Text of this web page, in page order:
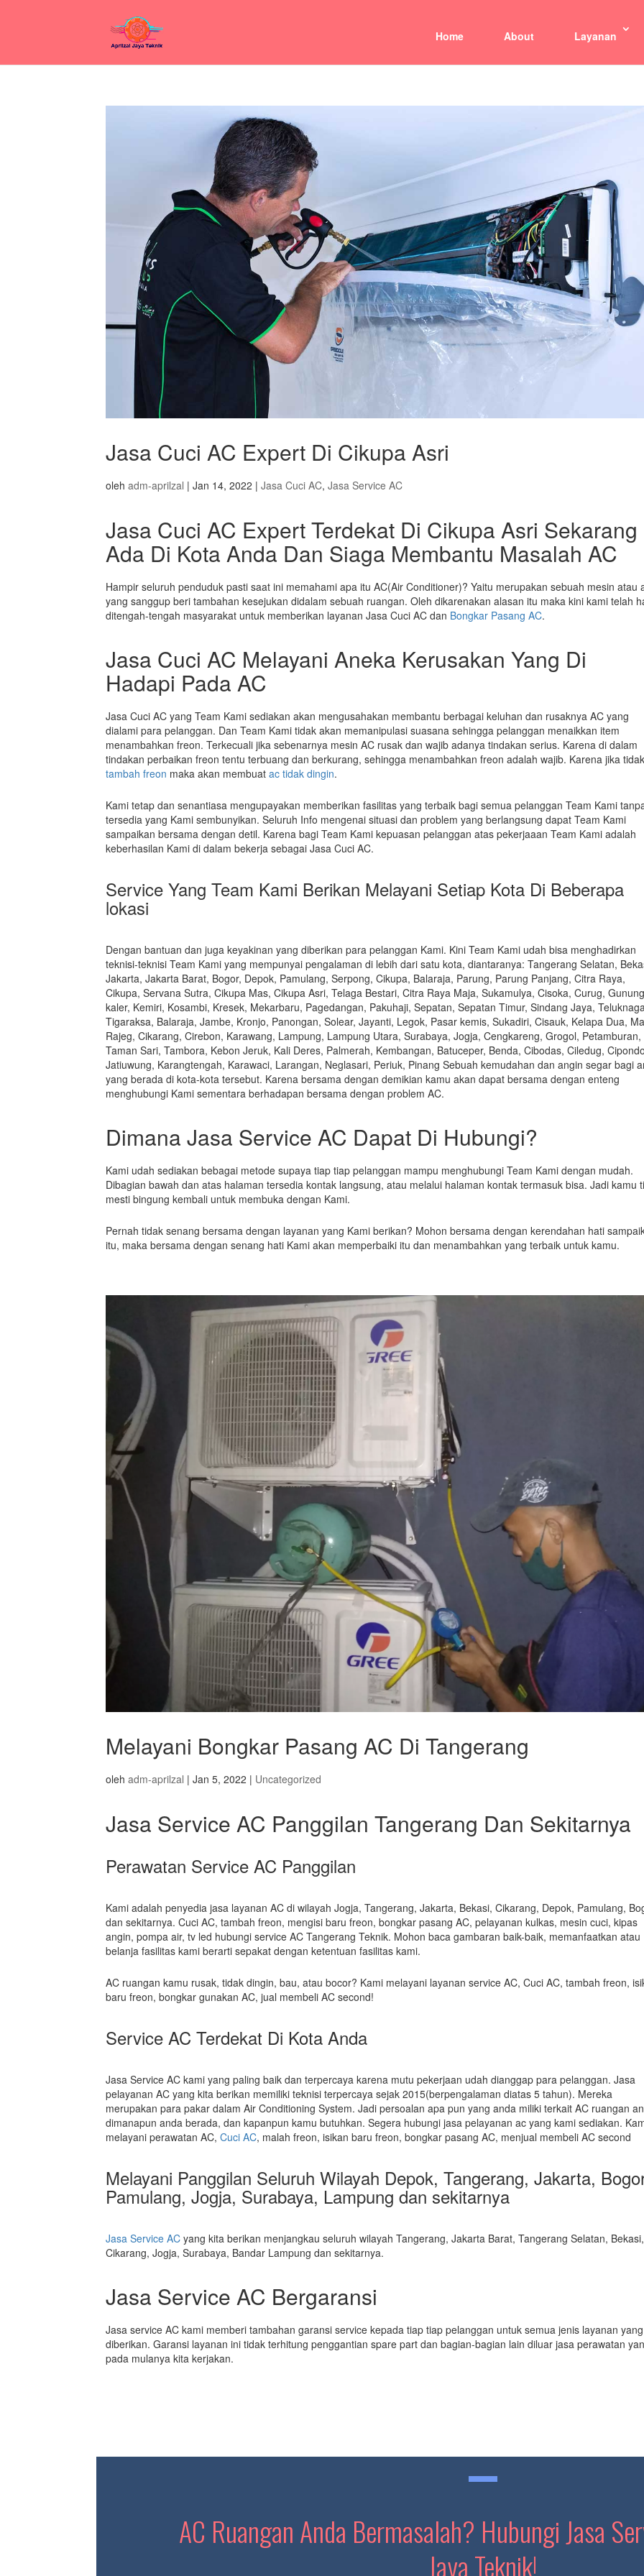
Home About Layanan
Jasa Cuci AC Expert Di Cikupa Asri
oleh adm-aprilzal | Jan 14, 2022 | Jasa Cuci AC, Jasa Service AC
Jasa Cuci AC Expert Terdekat Di Cikupa Asri Sekarang
Ada Di Kota Anda Dan Siaga Membantu Masalah AC
Hampir seluruh penduduk pasti saat ini memahami apa itu AC(Air Conditioner)? Yaitu merupakan sebuah mesin atau
yang sanggup beri tambahan kesejukan didalam sebuah ruangan. Oleh dikarenakan alasan itu maka kini kami telah
ditengah-tengah masyarakat untuk memberikan layanan Jasa Cuci AC dan Bongkar Pasang AC.
Jasa Cuci AC Melayani Aneka Kerusakan Yang Di
Hadapi Pada AC
Jasa Cuci AC yang Team Kami sediakan akan mengusahakan membantu berbagai keluhan dan rusaknya AC yang
dialami para pelanggan. Dan Team Kami tidak akan memanipulasi suasana sehingga pelanggan menaikkan item
menambahkan freon. Terkecuali jika sebenarnya mesin AC rusak dan wajib adanya tindakan serius. Karena di dalam
tindakan perbaikan freon tentu terbuang dan berkurang, sehingga menambahkan freon adalah wajib. Karena jika
tambah freon maka akan membuat ac tidak dingin.
Kami tetap dan senantiasa mengupayakan memberikan fasilitas yang terbaik bagi semua pelanggan Team Kami
tersedia yang Kami sembunyikan. Seluruh Info mengenai situasi dan problem yang berlangsung dapat Team Kami
sampaikan bersama dengan detil. Karena bagi Team Kami kepuasan pelanggan atas pekerjaaan Team Kami adalah
keberhasilan Kami di dalam bekerja sebagai Jasa Cuci AC.
Service Yang Team Kami Berikan Melayani Setiap Kota Di Beberapa
lokasi
Dengan bantuan dan juga keyakinan yang diberikan para pelanggan Kami. Kini Team Kami udah bisa menghadirkan
teknisi-teknisi Team Kami yang mempunyai pengalaman di lebih dari satu kota, diantaranya: Tangerang Selatan,
Jakarta, Jakarta Barat, Bogor, Depok, Pamulang, Serpong, Cikupa, Balaraja, Parung, Parung Panjang, Citra Raya,
Cikupa, Servana Sutra, Cikupa Mas, Cikupa Asri, Telaga Bestari, Citra Raya Maja, Sukamulya, Cisoka, Curug, Gunung
kaler, Kemiri, Kosambi, Kresek, Mekarbaru, Pagedangan, Pakuhaji, Sepatan, Sepatan Timur, Sindang Jaya,
Tigaraksa, Balaraja, Jambe, Kronjo, Panongan, Solear, Jayanti, Legok, Pasar kemis, Sukadiri, Cisauk, Kelapa Dua,
Rajeg, Cikarang, Cirebon, Karawang, Lampung, Lampung Utara, Surabaya, Jogja, Cengkareng, Grogol, Petamburan,
Taman Sari, Tambora, Kebon Jeruk, Kali Deres, Palmerah, Kembangan, Batuceper, Benda, Cibodas, Ciledug,
Jatiuwung, Karangtengah, Karawaci, Larangan, Neglasari, Periuk, Pinang Sebuah kemudahan dan angin segar bagi
yang berada di kota-kota tersebut. Karena bersama dengan demikian kamu akan dapat bersama dengan enteng
menghubungi Kami sementara berhadapan bersama dengan problem AC.
Dimana Jasa Service AC Dapat Di Hubungi?
Kami udah sediakan bebagai metode supaya tiap tiap pelanggan mampu menghubungi Team Kami dengan mudah.
Dibagian bawah dan atas halaman tersedia kontak langsung, atau melalui halaman kontak termasuk bisa. Jadi kamu
mesti bingung kembali untuk membuka dengan Kami.
Pernah tidak senang bersama dengan layanan yang Kami berikan? Mohon bersama dengan kerendahan hati
itu, maka bersama dengan senang hati Kami akan memperbaiki itu dan menambahkan yang terbaik untuk kamu.
Melayani Bongkar Pasang AC Di Tangerang
oleh adm-aprilzal | Jan 5, 2022 | Uncategorized
Jasa Service AC Panggilan Tangerang Dan Sekitarnya
Perawatan Service AC Panggilan
Kami adalah penyedia jasa layanan AC di wilayah Jogja, Tangerang, Jakarta, Bekasi, Cikarang, Depok, Pamulang,
dan sekitarnya. Cuci AC, tambah freon, mengisi baru freon, bongkar pasang AC, pelayanan kulkas, mesin cuci, kipas
angin, pompa air, tv led hubungi service AC Tangerang Teknik. Mohon baca gambaran baik-baik, memanfaatkan atau
belanja fasilitas kami berarti sepakat dengan ketentuan fasilitas kami.
AC ruangan kamu rusak, tidak dingin, bau, atau bocor? Kami melayani layanan service AC, Cuci AC, tambah freon,
baru freon, bongkar gunakan AC, jual membeli AC second!
Service AC Terdekat Di Kota Anda
Jasa Service AC kami yang paling baik dan terpercaya karena mutu pekerjaan udah dianggap para pelanggan. Jasa
pelayanan AC yang kita berikan memiliki teknisi terpercaya sejak 2015(berpengalaman diatas 5 tahun). Mereka
merupakan para pakar dalam Air Conditioning System. Jadi persoalan apa pun yang anda miliki terkait AC ruangan
dimanapun anda berada, dan kapanpun kamu butuhkan. Segera hubungi jasa pelayanan ac yang kami sediakan.
melayani perawatan AC, Cuci AC, malah freon, isikan baru freon, bongkar pasang AC, menjual membeli AC second
Melayani Panggilan Seluruh Wilayah Depok, Tangerang, Jakarta,
Pamulang, Jogja, Surabaya, Lampung dan sekitarnya
Jasa Service AC yang kita berikan menjangkau seluruh wilayah Tangerang, Jakarta Barat, Tangerang Selatan, Bekasi,
Cikarang, Jogja, Surabaya, Bandar Lampung dan sekitarnya.
Jasa Service AC Bergaransi
Jasa service AC kami memberi tambahan garansi service kepada tiap tiap pelanggan untuk semua jenis layanan yang
diberikan. Garansi layanan ini tidak terhitung penggantian spare part dan bagian-bagian lain diluar jasa perawatan
pada mulanya kita kerjakan.
AC Ruangan Anda Bermasalah? Hubungi Jasa
Jaya Teknik!